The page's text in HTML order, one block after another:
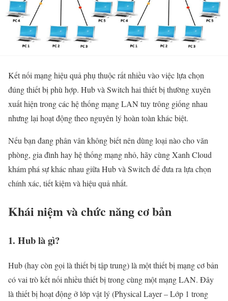
Kết nối mạng hiệu quả phụ thuộc rất nhiều vào việc lựa chọn
đúng thiết bị phù hợp. Hub và Switch hai thiết bị thường xuyên
xuất hiện trong các hệ thống mạng LAN tuy trông giống nhau
nhưng lại hoạt động theo nguyên lý hoàn toàn khác biệt.
Nếu bạn đang phân vân không biết nên dùng loại nào cho văn
phòng, gia đình hay hệ thống mạng nhỏ, hãy cùng Xanh Cloud
khám phá sự khác nhau giữa Hub và Switch để đưa ra lựa chọn
chính xác, tiết kiệm và hiệu quả nhất.
Khái niệm và chức năng cơ bản
1. Hub là gì?
Hub (hay còn gọi là thiết bị tập trung) là một thiết bị mạng cơ bản
có vai trò kết nối nhiều thiết bị trong cùng một mạng LAN. Đây
là thiết bị hoạt động ở lớp vật lý (Physical Layer – Lớp 1 trong